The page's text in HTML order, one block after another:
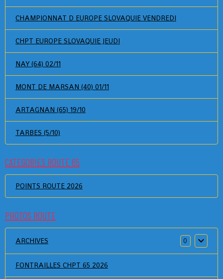
CHAMPIONNAT D EUROPE SLOVAQUIE VENDREDI
CHPT EUROPE SLOVAQUIE JEUDI
NAY (64) 02/11
MONT DE MARSAN (40) 01/11
ARTAGNAN (65) 19/10
TARBES (5/10)
CATEGORIES ROUTE 65
POINTS ROUTE 2026
PHOTOS ROUTE
ARCHIVES 0
FONTRAILLES CHPT 65 2026